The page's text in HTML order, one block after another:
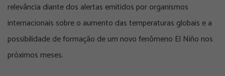
relevância diante dos alertas emitidos por organismos
internacionais sobre o aumento das temperaturas globais e a
possibilidade de formação de um novo fenômeno El Niño nos
próximos meses.